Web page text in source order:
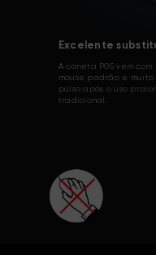
Excelente
A caneta P05 vem
mouse padrão e
pulso após o uso
tradicional.